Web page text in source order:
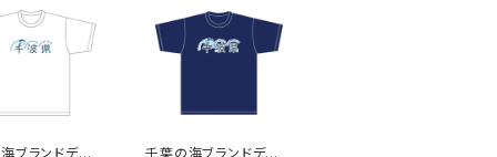
ブランドデザ
千葉の海ブランドデザ